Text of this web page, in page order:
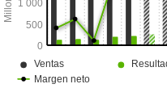
servicios públicos,
hipotecas, proveedores de
telecomunicaciones.